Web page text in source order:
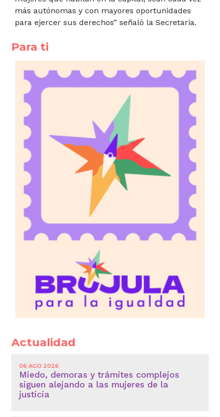
más autónomas y con mayores oportunidades
para ejercer sus derechos” señaló la Secretaria.
Para ti
Actualidad
06 AGO 2026
Miedo, demoras y trámites complejos
siguen alejando a las mujeres de la
justicia